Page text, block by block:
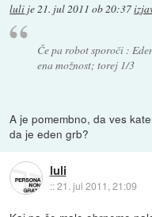
luli je21. jul 2011 ob 20:37
Če pa robot sporoči :
ena možnost; torej 1/3
A je pomembno, da ves
da je eden grb?
luli
::21. jul 2011, 21:09